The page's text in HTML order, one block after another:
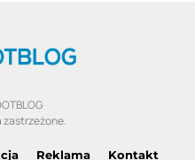
zastrzeżone.
Reklama
Kontakt